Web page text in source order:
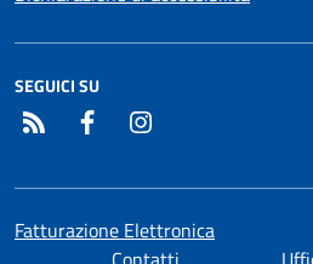
SEGUICI SU
RSS Facebook
Fatturazione Elettronica